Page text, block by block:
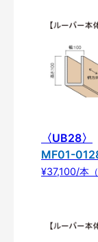
〈UB28〉
MF01-
¥37,100/本